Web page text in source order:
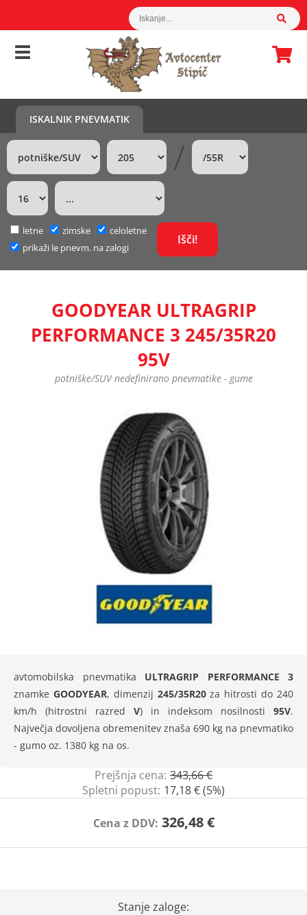
ISKALNIK PNEVMATIK
/
letne zimske
celoletne
prikaži le pnevm. na zalogi
GOODYEAR ULTRAGRIP
PERFORMANCE 3 245/35R20
95V
potniške/SUV nedefinirano pnevmatike - gume
avtomobilska pnevmatika ULTRAGRIP PERFORMANCE 3
znamke GOODYEAR, dimenzij 245/35R20za hitrosti do 240
km/h (hitrostni razred V) in indeksom nosilnosti 95V.
Največja dovoljena obremenitev znaša 690 kg na pnevmatiko
- gumo oz. 1380 kg na os.
Prejšnja cena: 343,66 €
Spletni popust: 17,18 € (5%)
Cena z DDV: 326,48 €
Stanje zaloge: